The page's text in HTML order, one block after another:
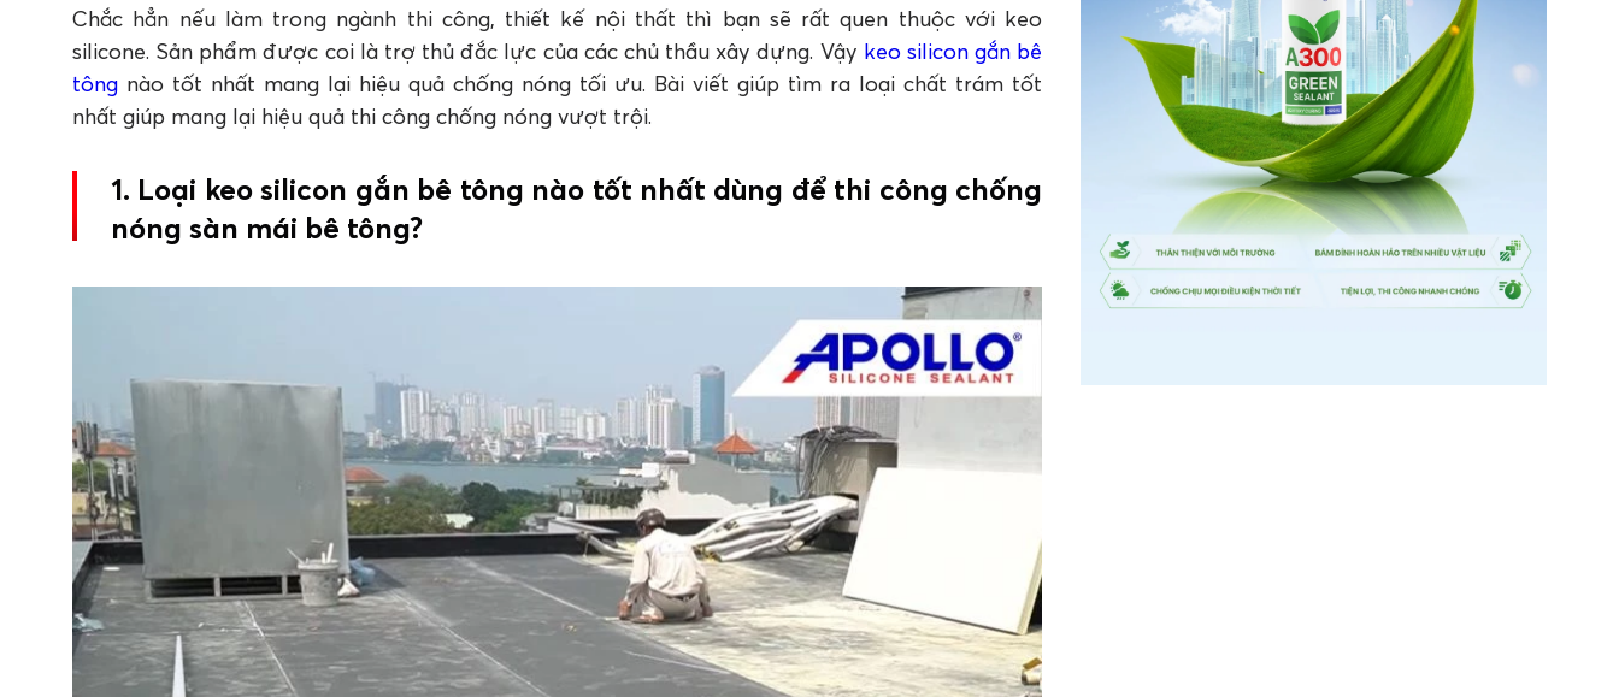
2. Ứng dụng Apollo PU Foam và Apollo A500 trong thi công chống nóng sàn mái bê
tông
2.1 Chất trám cao cấp Apollo Foam và Apollo A500
2.2 Các bước thi công chống nóng sàn bê tông
3. Tổng kết
1. Keo silicon bê tông là gì?
2. Keo silicon bê tông nào tốt nhất để chống nóng sàn mái?
3. Vì sao cần dùng keo silicon khi thi công chống nóng sàn mái bê tông?
Chắc hẳn nếu làm trong ngành thi công, thiết kế nội thất thì bạn sẽ rất quen thuộc với keo
silicone. Sản phẩm được coi là trợ thủ đắc lực của các chủ thầu xây dựng. Vậy keo silicon gắn bê
tông nào tốt nhất mang lại hiệu quả chống nóng tối ưu. Bài viết giúp tìm ra loại chất trám tốt
nhất giúp mang lại hiệu quả thi công chống nóng vượt trội.
1. Loại keo silicon gắn bê tông nào tốt nhất dùng để thi công chống
nóng sàn mái bê tông?